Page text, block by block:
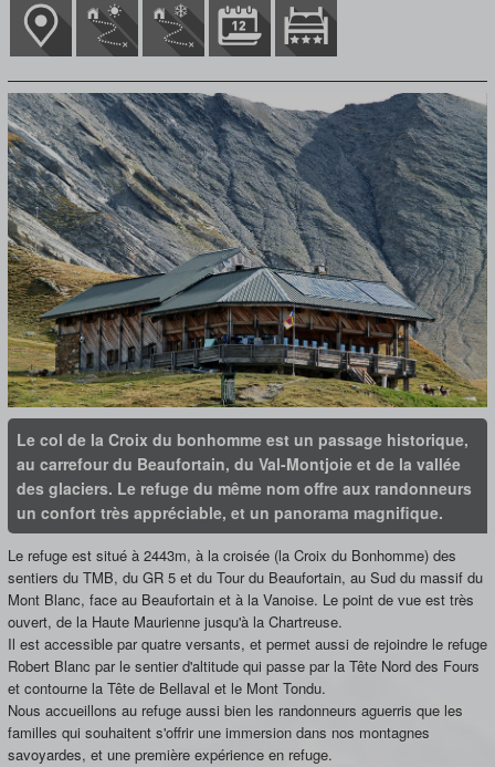
Le col de la Croix du bonhomme est un passage historique,
au carrefour du Beaufortain, du Val-Montjoie et de la vallée
des glaciers. Le refuge du même nom offre aux randonneurs
un confort très appréciable, et un panorama magnifique.
Le refuge est situé à 2443m, à la croisée (la Croix du Bonhomme) des
sentiers du TMB, du GR 5 et du Tour du Beaufortain, au Sud du massif du
Mont Blanc, face au Beaufortain et à la Vanoise. Le point de vue est très
ouvert, de la Haute Maurienne jusqu'à la Chartreuse.
Il est accessible par quatre versants, et permet aussi de rejoindre le refuge
Robert Blanc par le sentier d'altitude qui passe par la Tête Nord des Fours
et contourne la Tête de Bellaval et le Mont Tondu.
Nous accueillons au refuge aussi bien les randonneurs aguerris que les
familles qui souhaitent s'offrir une immersion dans nos montagnes
savoyardes, et une première expérience en refuge.